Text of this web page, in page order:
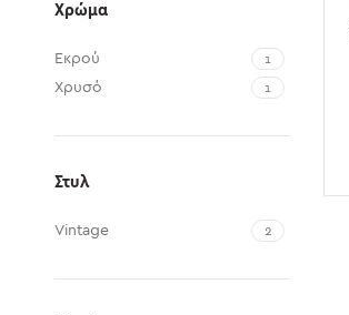
Χρώμα
Εκρού 1
Χρυσό 1
Στυλ
Vintage 2